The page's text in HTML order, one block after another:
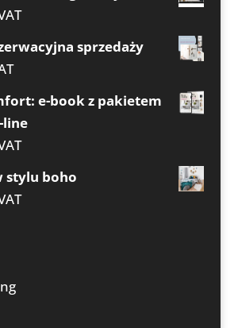
sprzedaży
e-book z pakietem
line
stylu boho